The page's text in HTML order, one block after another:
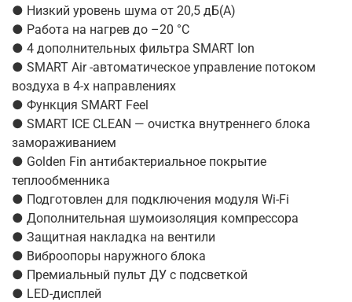
● Низкий уровень шума от 20,5 дБ(А)
● Работа на нагрев до –20 °С
● 4 дополнительных фильтра SMART Ion
● SMART Air -автоматическое управление потоком
воздуха в 4-х направлениях
● Функция SMART Feel
● SMART ICE CLEAN — очистка внутреннего блока
замораживанием
● Golden Fin антибактериальное покрытие
теплообменника
● Подготовлен для подключения модуля Wi-Fi
● Дополнительная шумоизоляция компрессора
● Защитная накладка на вентили
● Виброопоры наружного блока
● Премиальный пульт ДУ с подсветкой
● LED-дисплей